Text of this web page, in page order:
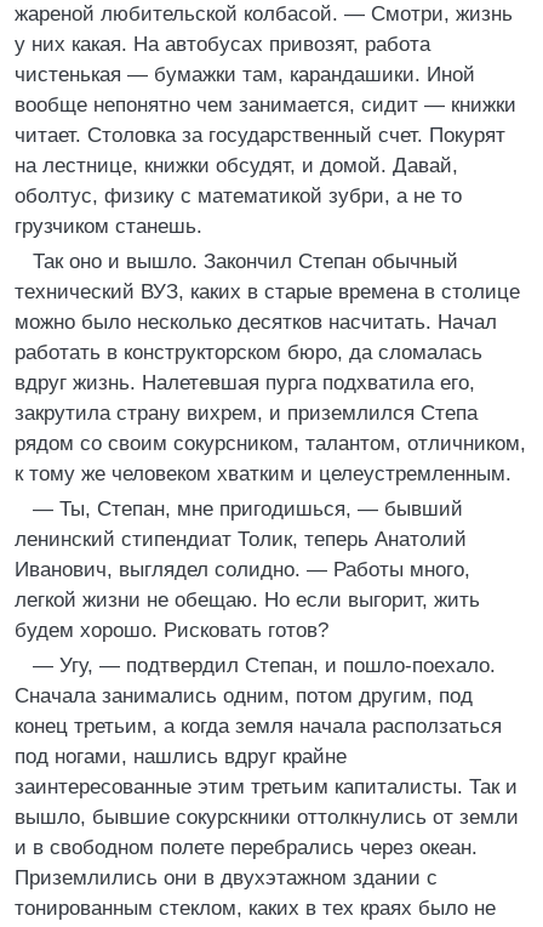
жареной любительской колбасой. — Смотри, жизнь
у них какая. На автобусах привозят, работа
чистенькая — бумажки там, карандашики. Иной
вообще непонятно чем занимается, сидит — книжки
читает. Столовка за государственный счет. Покурят
на лестнице, книжки обсудят, и домой. Давай,
оболтус, физику с математикой зубри, а не то
грузчиком станешь.
Так оно и вышло. Закончил Степан обычный
технический ВУЗ, каких в старые времена в столице
можно было несколько десятков насчитать. Начал
работать в конструкторском бюро, да сломалась
вдруг жизнь. Налетевшая пурга подхватила его,
закрутила страну вихрем, и приземлился Степа
рядом со своим сокурсником, талантом, отличником,
к тому же человеком хватким и целеустремленным.
— Ты, Степан, мне пригодишься, — бывший
ленинский стипендиат Толик, теперь Анатолий
Иванович, выглядел солидно. — Работы много,
легкой жизни не обещаю. Но если выгорит, жить
будем хорошо. Рисковать готов?
— Угу, — подтвердил Степан, и пошло-поехало.
Сначала занимались одним, потом другим, под
конец третьим, а когда земля начала расползаться
под ногами, нашлись вдруг крайне
заинтересованные этим третьим капиталисты. Так и
вышло, бывшие сокурскники оттолкнулись от земли
и в свободном полете перебрались через океан.
Приземлились они в двухэтажном здании с
тонированным стеклом, каких в тех краях было не